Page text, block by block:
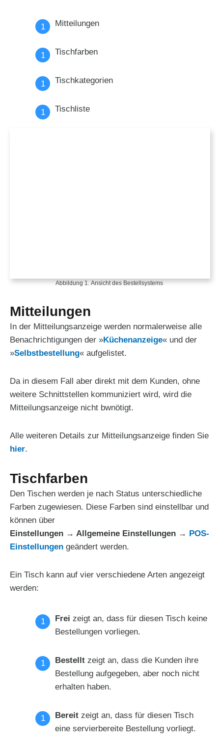
Mitteilungen
Tischfarben
Tischkategorien
Tischliste
Abbildung 1. Ansicht des Bestellsystems
Mitteilungen
In der Mitteilungsanzeige werden normalerweise alle
Benachrichtigungen der »Küchenanzeige« und der
»Selbstbestellung« aufgelistet.
Da in diesem Fall aber direkt mit dem Kunden, ohne
weitere Schnittstellen kommuniziert wird, wird die
Mitteilungsanzeige nicht bwnötigt.
Alle weiteren Details zur Mitteilungsanzeige finden Sie
hier.
Tischfarben
Den Tischen werden je nach Status unterschiedliche
Farben zugewiesen. Diese Farben sind einstellbar und
können über
Einstellungen → Allgemeine Einstellungen → POS-
Einstellungen geändert werden.
Ein Tisch kann auf vier verschiedene Arten angezeigt
werden:
Frei zeigt an, dass für diesen Tisch keine
Bestellungen vorliegen.
Bestellt zeigt an, dass die Kunden ihre
Bestellung aufgegeben, aber noch nicht
erhalten haben.
Bereit zeigt an, dass für diesen Tisch
eine servierbereite Bestellung vorliegt.